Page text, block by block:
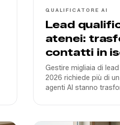
QUALIFICATORE AI
Lead
atenei:
contatti in
Gestire migliaia di
2026 richiede più di
agenti AI stanno
Raffaele.